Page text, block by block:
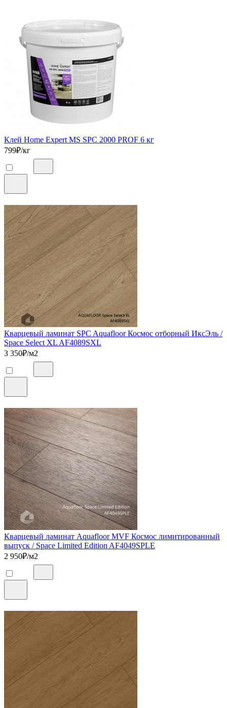
Клей Home Expert MS SPC 2000 PROF 6 кг
799₽/кг
Кварцевый ламинат SPC Aquafloor Космос отборный ИксЭль /
Space Select XL AF4089SXL
3 350₽/м2
Кварцевый ламинат Aquafloor MVF Космос лимитированный
выпуск / Space Limited Edition AF4049SPLE
2 950₽/м2